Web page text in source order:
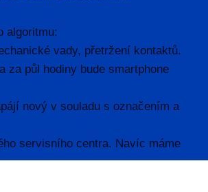
algoritmu:
vady, přetržení kontaktů.
za půl hodiny bude smartphone
nový v souladu s označením a
servisního centra. Navíc máme